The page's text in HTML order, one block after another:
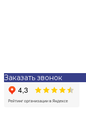
Заказать звонок